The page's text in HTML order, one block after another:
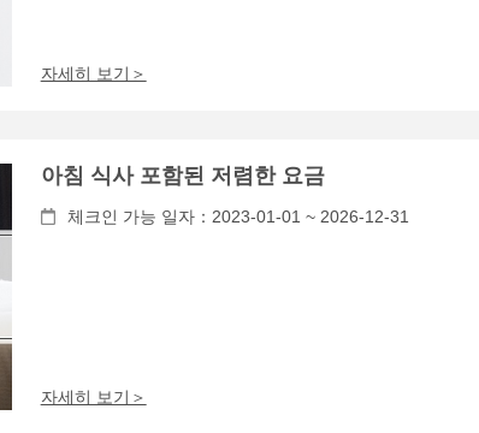
자세히 보기＞
아침 식사 포함된 저렴한 요금
체크인 가능 일자：2023-01-01 ~ 2026-12-31
자세히 보기＞